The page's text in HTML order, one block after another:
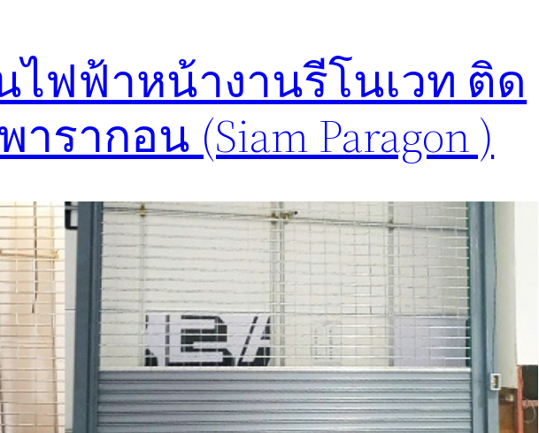
ไฟฟ้าหน้างานรีโนเวท ติด
รากอน (Siam Paragon )